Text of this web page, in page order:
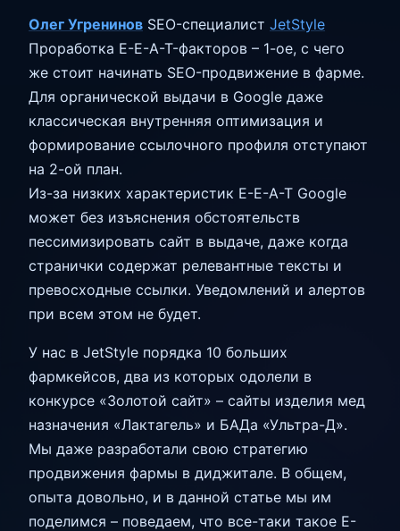
Олег Угренинов SEO-специалист JetStyle
Проработка E-E-A-T-факторов – 1-ое, с чего
же стоит начинать SEO-продвижение в фарме.
Для органической выдачи в Google даже
классическая внутренняя оптимизация и
формирование ссылочного профиля отступают
на 2-ой план.
Из-за низких характеристик E-E-A-T Google
может без изъяснения обстоятельств
пессимизировать сайт в выдаче, даже когда
странички содержат релевантные тексты и
превосходные ссылки. Уведомлений и алертов
при всем этом не будет.
У нас в JetStyle порядка 10 больших
фармкейсов, два из которых одолели в
конкурсе «Золотой сайт» – сайты изделия мед
назначения «Лактагель» и БАДа «Ультра-Д».
Мы даже разработали свою стратегию
продвижения фармы в диджитале. В общем,
опыта довольно, и в данной статье мы им
поделимся – поведаем, что все-таки такое E-